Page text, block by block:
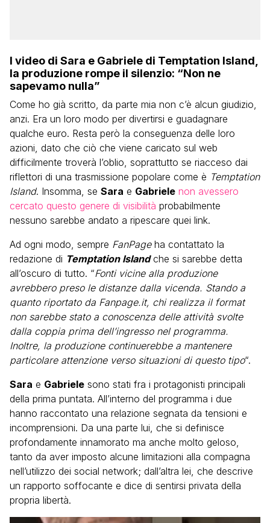
I video di Sara e Gabriele di Temptation Island,
la produzione rompe il silenzio: “Non ne
sapevamo nulla”
Come ho già scritto, da parte mia non c’è alcun giudizio,
anzi. Era un loro modo per divertirsi e guadagnare
qualche euro. Resta però la conseguenza delle loro
azioni, dato che ciò che viene caricato sul web
difficilmente troverà l’oblio, soprattutto se riacceso dai
riflettori di una trasmissione popolare come è Temptation
Island. Insomma, se Sara e Gabriele non avessero
cercato questo genere di visibilità probabilmente
nessuno sarebbe andato a ripescare quei link.
Ad ogni modo, sempre FanPageha contattato la
redazione di Temptation Islandche si sarebbe detta
all’oscuro di tutto. “Fonti vicine alla produzione
avrebbero preso le distanze dalla vicenda. Stando a
quanto riportato da Fanpage.it, chi realizza il format
non sarebbe stato a conoscenza delle attività svolte
dalla coppia prima dell’ingresso nel programma.
Inoltre, la produzione continuerebbe a mantenere
particolare attenzione verso situazioni di questo tipo“.
Sara e Gabriele sono stati fra i protagonisti principali
della prima puntata. All’interno del programma i due
hanno raccontato una relazione segnata da tensioni e
incomprensioni. Da una parte lui, che si definisce
profondamente innamorato ma anche molto geloso,
tanto da aver imposto alcune limitazioni alla compagna
nell’utilizzo dei social network; dall’altra lei, che descrive
un rapporto soffocante e dice di sentirsi privata della
propria libertà.